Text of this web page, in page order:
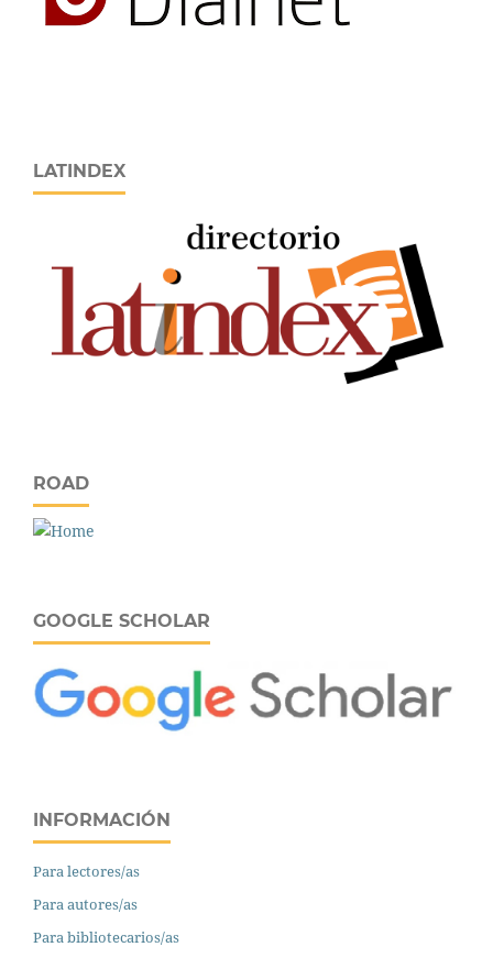
LATINDEX
ROAD
GOOGLE SCHOLAR
INFORMACIÓN
Para lectores/as
Para autores/as
Para bibliotecarios/as